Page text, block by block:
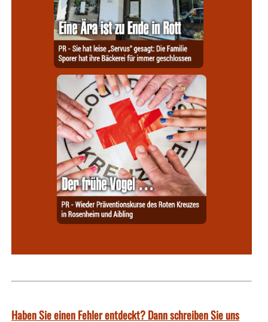
Haben Sie einen Fehler entdeckt? Dann schreiben Sie uns